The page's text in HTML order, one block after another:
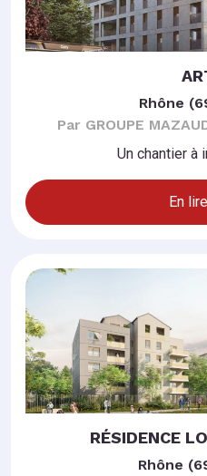
Rhône
Par GROUPE
Un chantier à
En
RÉSIDENCE
Rhône